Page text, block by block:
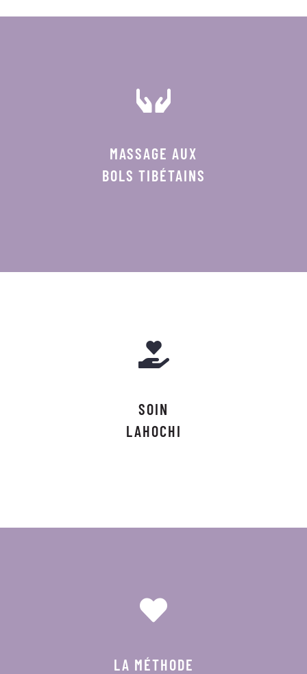
MASSAGE AUX
BOLS TIBÉTAINS
SOIN
LAHOCHI
LA MÉTHODE